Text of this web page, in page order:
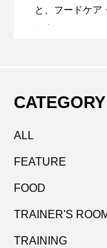
と、フードケア
る
ユ
2026.06.15 河
CATEGORY
ALL
FEATURE
FOOD
TRAINER'S
TRAINING